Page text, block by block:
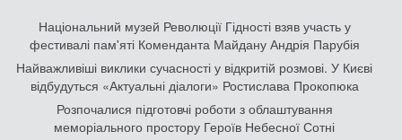
Національний музей Революції Гідності взяв участь у
фестивалі пам'яті Коменданта Майдану Андрія Парубія
Найважливіші виклики сучасності у відкритій розмові. У Києві
відбудуться «Актуальні діалоги» Ростислава Прокопюка
Розпочалися підготовчі роботи з облаштування
меморіального простору Героїв Небесної Сотні